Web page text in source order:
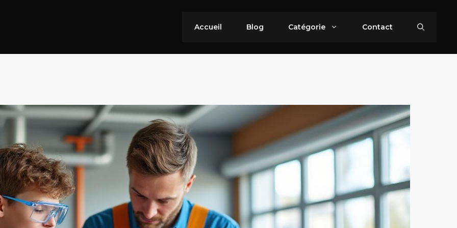
Accueil Blog Catégorie Contact